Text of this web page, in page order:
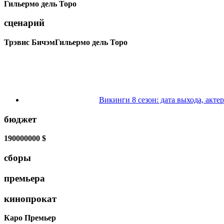
Гильермо дель Торо
сценарий
Трэвис БичэмГильермо дель Торо
Викинги 8 сезон: дата выхода,
бюджет
190000000 $
сборы
премьера
кинопрокат
Каро Премьер